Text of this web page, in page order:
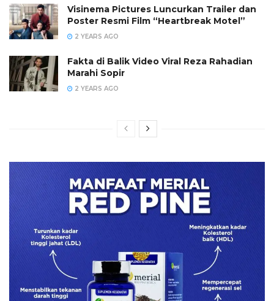
Visinema Pictures Luncurkan Trailer dan
Poster Resmi Film “Heartbreak Motel”
2 YEARS AGO
Fakta di Balik Video Viral Reza Rahadian
Marahi Sopir
2 YEARS AGO